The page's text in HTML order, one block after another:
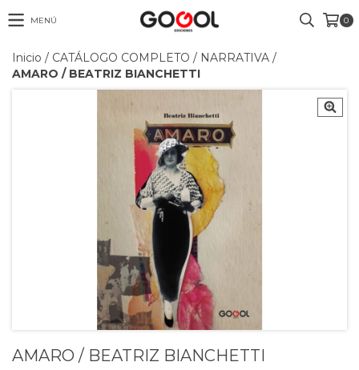
MENÚ 0
Inicio / CATÁLOGO COMPLETO / NARRATIVA /
AMARO / BEATRIZ BIANCHETTI
AMARO / BEATRIZ BIANCHETTI